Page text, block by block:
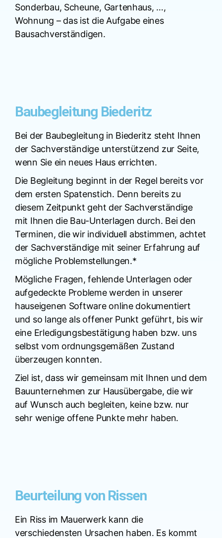
Sonderbau, Scheune, Gartenhaus, …,
Wohnung – das ist die Aufgabe eines
Bausachverständigen.
Baubegleitung Biederitz
Bei der Baubegleitung in Biederitz steht Ihnen
der Sachverständige unterstützend zur Seite,
wenn Sie ein neues Haus errichten.
Die Begleitung beginnt in der Regel bereits vor
dem ersten Spatenstich. Denn bereits zu
diesem Zeitpunkt geht der Sachverständige
mit Ihnen die Bau-Unterlagen durch. Bei den
Terminen, die wir individuell abstimmen, achtet
der Sachverständige mit seiner Erfahrung auf
mögliche Problemstellungen.*
Mögliche Fragen, fehlende Unterlagen oder
aufgedeckte Probleme werden in unserer
hauseigenen Software online dokumentiert
und so lange als offener Punkt geführt, bis wir
eine Erledigungsbestätigung haben bzw. uns
selbst vom ordnungsgemäßen Zustand
überzeugen konnten.
Ziel ist, dass wir gemeinsam mit Ihnen und dem
Bauunternehmen zur Hausübergabe, die wir
auf Wunsch auch begleiten, keine bzw. nur
sehr wenige offene Punkte mehr haben.
Beurteilung von Rissen
Ein Riss im Mauerwerk kann die
verschiedensten Ursachen haben. Es kommt